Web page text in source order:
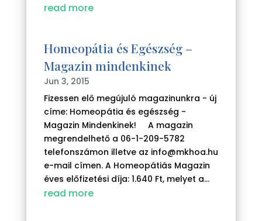
read more
Homeopátia és Egészség –
Magazin mindenkinek
Jun 3, 2015
Fizessen elő megújuló magazinunkra - új
címe: Homeopátia és egészség -
Magazin Mindenkinek! A magazin
megrendelhető a 06-1-209-5782
telefonszámon illetve az info@mkhoa.hu
e-mail címen. A Homeopátiás Magazin
éves előfizetési díja: 1.640 Ft, melyet a...
read more